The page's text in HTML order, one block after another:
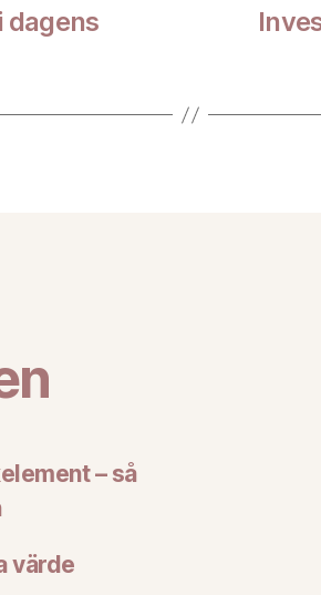
– så
värde